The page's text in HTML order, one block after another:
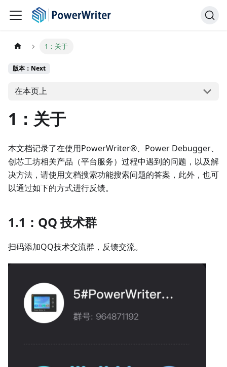
1：关于
版本：Next
在本页上
1：关于
本文档记录了在使用PowerWriter®、Power Debugger、
创芯工坊相关产品（平台服务）过程中遇到的问题，以及解
决方法，请使用文档搜索功能搜索问题的答案，此外，也可
以通过如下的方式进行反馈。
1.1：QQ 技术群
扫码添加QQ技术交流群，反馈交流。